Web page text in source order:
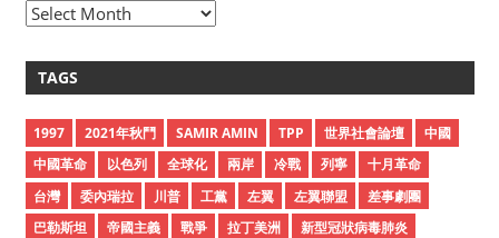
A
h
v
e
s
TAGS
1997 2021年秋鬥 SAMIR AMIN TPP 世界社會論壇
中國
中國革命
以色列 全球化 兩岸 冷戰 列寧
十月革命
台灣
委內瑞拉 川普 工黨 左翼 左翼聯盟
差事劇團
巴勒斯坦
帝國主義 戰爭 拉丁美洲
新型冠狀病毒肺炎